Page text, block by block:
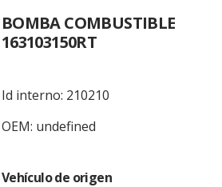
BOMBA COMBUSTIBLE
163103150RT
Id interno: 210210
OEM: undefined
Vehículo de origen